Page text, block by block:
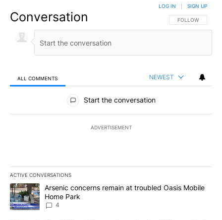
Conversation FOLLOW THIS
FOLLOW
LOG IN SIGN UP
ALL COMMENTS NEWEST
All Comments
Start the conversation
ADVERTISEMENT
ACTIVE CONVERSATIONS
The following is a list of the most commented articles in the last
A trending article titled "Arsenic concerns remain at troubled
Arsenic concerns remain at troubled Oasis Mobile
Home Park
4